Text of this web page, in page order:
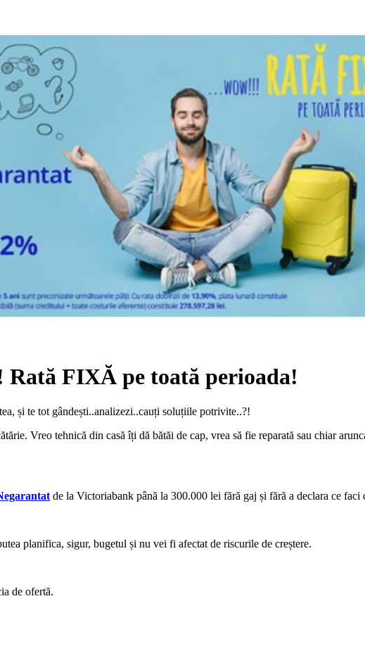
Rată FIXĂ pe toată perioada!
și te tot gândești..analizezi..cauți soluțiile potrivite..?!
Vreo tehnică din casă îți dă bătăi de cap, vrea să fie reparată sau chiar
de la Victoriabank până la 300.000 lei fără gaj și fără a declara ce
planifica, sigur, bugetul și nu vei fi afectat de riscurile de creștere.
de ofertă.